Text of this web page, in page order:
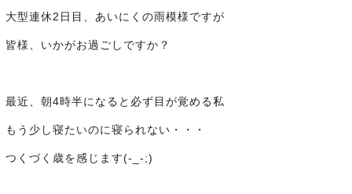
大型連休2日目、あいにくの雨模様ですが
皆様、いかがお過ごしですか？
最近、朝4時半になると必ず目が覚める私
もう少し寝たいのに寝られない・・・
つくづく歳を感じます(-_-;)